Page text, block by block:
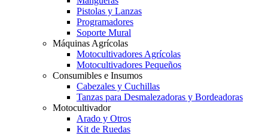
Pistolas y Lanzas
Programadores
Soporte Mural
Máquinas Agrícolas
Motocultivadores Agrícolas
Motocultivadores Pequeños
Consumibles e Insumos
Cabezales y Cuchillas
Tanzas para Desmalezadoras y Bordeadoras
Motocultivador
Arado y Otros
Kit de Ruedas